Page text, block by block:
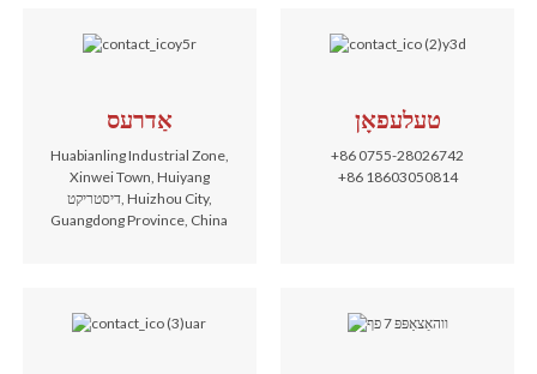
אַדרעס
Huabianling Industrial Zone,
Xinwei Town, Huiyang
דיסטריקט, Huizhou City,
Guangdong Province, China
טעלעפאָן
+86 0755-28026742
+86 18603050814